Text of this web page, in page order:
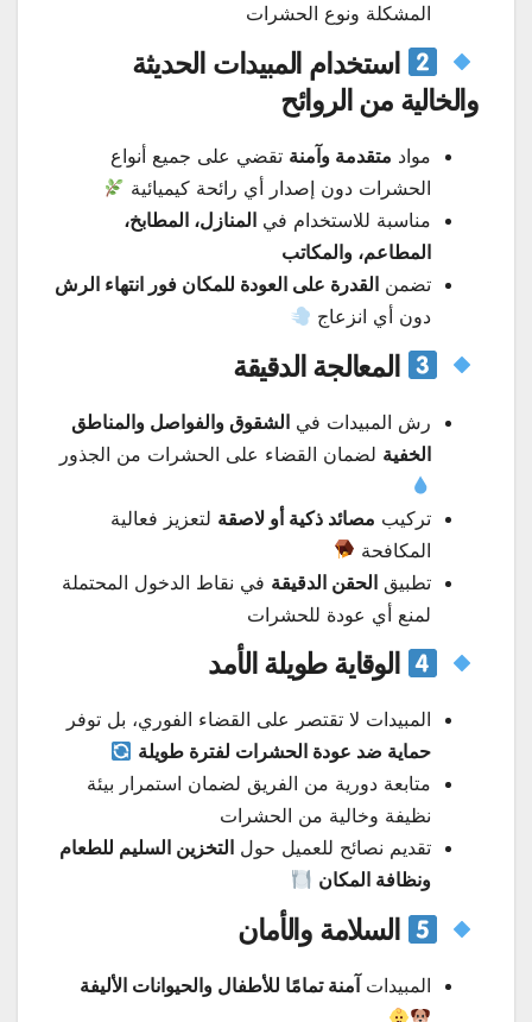
المشكلة ونوع الحشرات
استخدام المبيدات الحديثة
والخالية من الروائح
مواد متقدمة وآمنة تقضي على جميع أنواع
الحشرات دون إصدار أي رائحة كيميائية
مناسبة للاستخدام في المنازل، المطابخ،
المطاعم، والمكاتب
تضمن القدرة على العودة للمكان فور انتهاء الرش
دون أي انزعاج
المعالجة الدقيقة
رش المبيدات في الشقوق والفواصل والمناطق
الخفية لضمان القضاء على الحشرات من الجذور
تركيب مصائد ذكية أو لاصقة لتعزيز فعالية
المكافحة
تطبيق الحقن الدقيقة في نقاط الدخول المحتملة
لمنع أي عودة للحشرات
الوقاية طويلة الأمد
المبيدات لا تقتصر على القضاء الفوري، بل توفر
حماية ضد عودة الحشرات لفترة طويلة
متابعة دورية من الفريق لضمان استمرار بيئة
نظيفة وخالية من الحشرات
تقديم نصائح للعميل حول التخزين السليم للطعام
ونظافة المكان
السلامة والأمان
المبيدات آمنة تمامًا للأطفال والحيوانات الأليفة